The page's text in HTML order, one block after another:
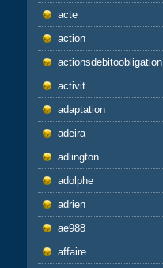
acte
action
actionsdebitoobligation
activit
adaptation
adeira
adlington
adolphe
adrien
ae988
affaire